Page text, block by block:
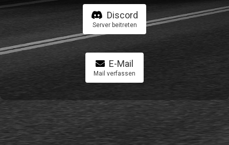
Discord
Server beitreten
E-Mail
Mail verfassen